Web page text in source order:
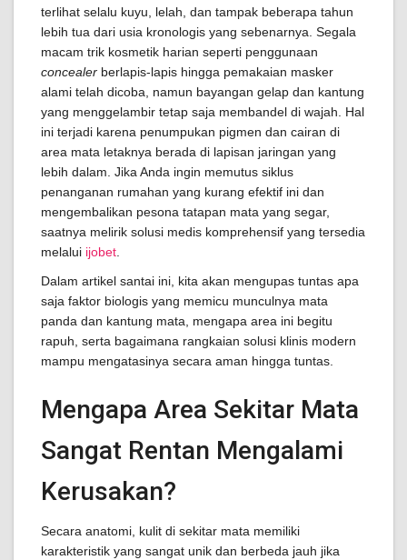
terlihat selalu kuyu, lelah, dan tampak beberapa tahun
lebih tua dari usia kronologis yang sebenarnya. Segala
macam trik kosmetik harian seperti penggunaan
concealer berlapis-lapis hingga pemakaian masker
alami telah dicoba, namun bayangan gelap dan kantung
yang menggelambir tetap saja membandel di wajah. Hal
ini terjadi karena penumpukan pigmen dan cairan di
area mata letaknya berada di lapisan jaringan yang
lebih dalam. Jika Anda ingin memutus siklus
penanganan rumahan yang kurang efektif ini dan
mengembalikan pesona tatapan mata yang segar,
saatnya melirik solusi medis komprehensif yang tersedia
melalui ijobet
Dalam artikel santai ini, kita akan mengupas tuntas apa
saja faktor biologis yang memicu munculnya mata
panda dan kantung mata, mengapa area ini begitu
rapuh, serta bagaimana rangkaian solusi klinis modern
mampu mengatasinya secara aman hingga tuntas.
Mengapa Area Sekitar Mata
Sangat Rentan Mengalami
Kerusakan?
Secara anatomi, kulit di sekitar mata memiliki
karakteristik yang sangat unik dan berbeda jauh jika